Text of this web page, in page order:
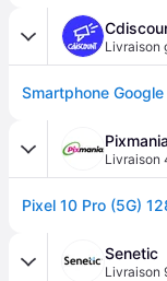
Livraison
Pixmania
Livraison
Senetic
Livraison